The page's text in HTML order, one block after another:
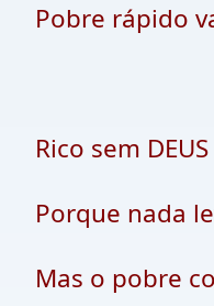
Pobre rápido
Rico sem
Porque nada
Mas o pobre